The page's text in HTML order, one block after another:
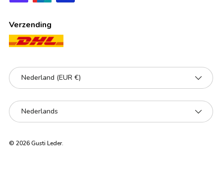
Verzending
Land/Regio
Nederland (EUR €)
Taal
Nederlands
© 2026Gusti Leder.